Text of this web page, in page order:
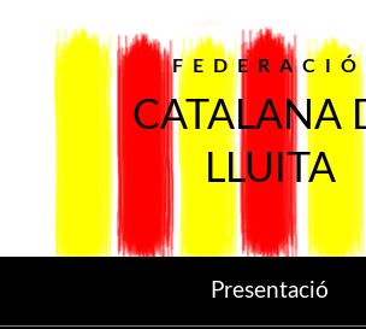
FEDERACIÓ
CATALANA
LLUITA
Presentació